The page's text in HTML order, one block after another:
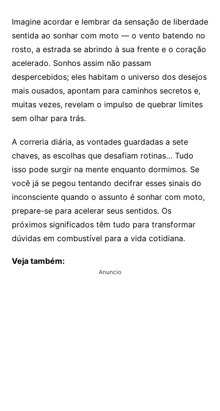
Imagine acordar e lembrar da sensação de liberdade
sentida ao sonhar com moto — o vento batendo no
rosto, a estrada se abrindo à sua frente e o coração
acelerado. Sonhos assim não passam
despercebidos; eles habitam o universo dos desejos
mais ousados, apontam para caminhos secretos e,
muitas vezes, revelam o impulso de quebrar limites
sem olhar para trás.
A correria diária, as vontades guardadas a sete
chaves, as escolhas que desafiam rotinas… Tudo
isso pode surgir na mente enquanto dormimos. Se
você já se pegou tentando decifrar esses sinais do
inconsciente quando o assunto é sonhar com moto,
prepare-se para acelerar seus sentidos. Os
próximos significados têm tudo para transformar
dúvidas em combustível para a vida cotidiana.
Veja também:
Anuncio